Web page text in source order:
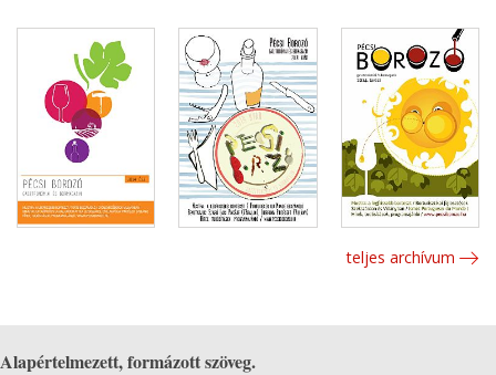
teljes archívum
Alapértelmezett, formázott szöveg.